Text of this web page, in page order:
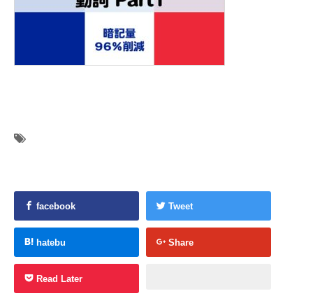
facebook Tweet
hatebu Share
Read Later